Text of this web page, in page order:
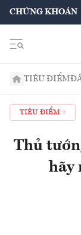
CHỨNG KHOÁN
TIÊU ĐIỂM
TIÊU ĐIỂM
Thủ
hãy